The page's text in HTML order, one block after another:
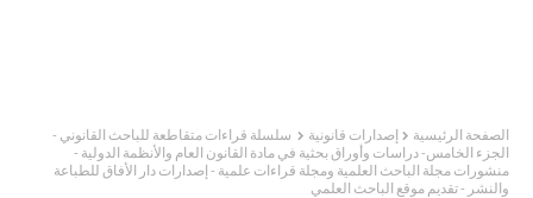
الصفحة الرئيسية إصدارات قانونية
سلسلة قراءات متقاطعة للباحث القانوني -
الجزء الخامس- دراسات وأوراق بحثية في مادة القانون العام والأنظمة الدولية -
منشورات مجلة الباحث العلمية ومجلة قراءات علمية - إصدارات دار الأفاق للطباعة
والنشر - تقديم موقع الباحث العلمي